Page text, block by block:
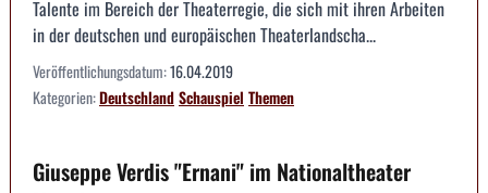
Talente im Bereich der Theaterregie, die sich mit ihren Arbeiten
in der deutschen und europäischen Theaterlandscha...
Veröffentlichungsdatum:16.04.2019
Kategorien:DeutschlandSchauspiel Themen
Giuseppe Verdis "Ernani" im Nationaltheater